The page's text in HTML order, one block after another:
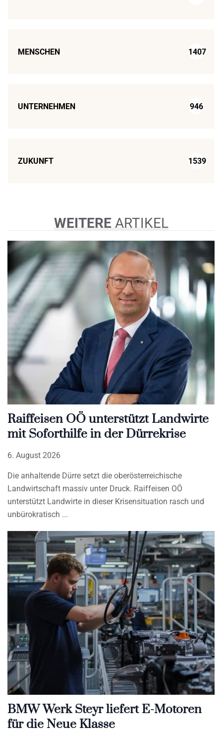
MENSCHEN 1407
UNTERNEHMEN 946
ZUKUNFT 1539
WEITEREARTIKEL
Raiffeisen OÖ unterstützt Landwirte
mit Soforthilfe in der Dürrekrise
6. August 2026
Die anhaltende Dürre setzt die oberösterreichische
Landwirtschaft massiv unter Druck. Raiffeisen OÖ
unterstützt Landwirte in dieser Krisensituation rasch und
unbürokratisch
BMW Werk Steyr liefert E-Motoren
für die Neue Klasse